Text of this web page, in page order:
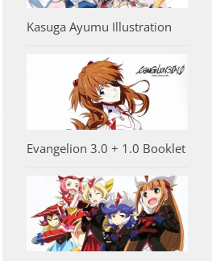
Kasuga Ayumu Illustration
Evangelion 3.0 + 1.0 Booklet